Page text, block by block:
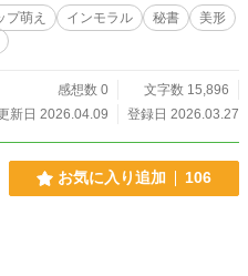
シンデレラストーリー。 大人にな
。一独占と余裕のあいだで。シリー
プ萌え インモラル 秘書
美形
感想数 0
文字数 15,896
新日 2026.04.09
登録日 2026.03.27
お気に入り追加 106